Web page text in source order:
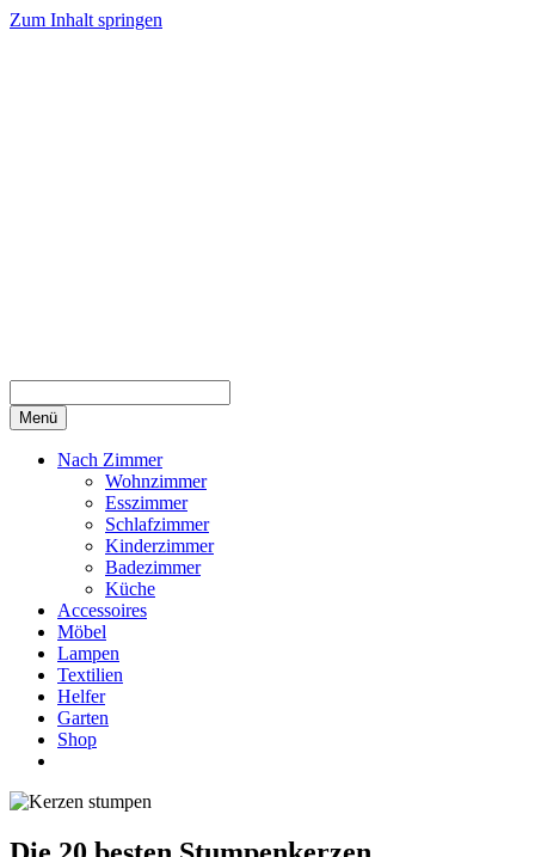
Zum Inhalt springen
Menü
Nach Zimmer
Wohnzimmer
Esszimmer
Schlafzimmer
Kinderzimmer
Badezimmer
Küche
Accessoires
Möbel
Lampen
Textilien
Helfer
Garten
Shop